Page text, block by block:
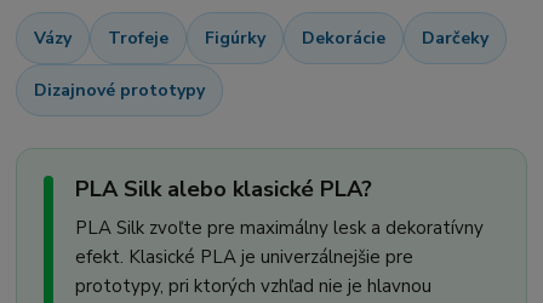
Vázy Trofeje Figúrky Dekorácie Darčeky
Dizajnové prototypy
PLA Silk alebo klasické PLA?
PLA Silk zvoľte pre maximálny lesk a dekoratívny
efekt. Klasické PLA je univerzálnejšie pre
prototypy, pri ktorých vzhľad nie je hlavnou